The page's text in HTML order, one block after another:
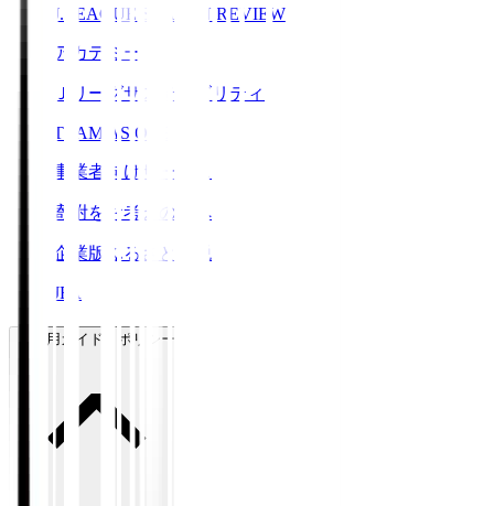
J.LEAGUE SEASON REVIEW
アカデミー
Ｊリーグサステナビリティ
TEAM AS ONE
事業者向けサービス
寄附をお考えの方へ
企業版ふるさと納税
JFA
ご利用ガイド・ポリシー